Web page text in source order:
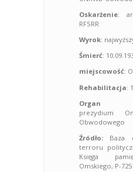
Oskarżenie:
RFSRR
Wyrok:
Śmierć:
miejscowość:
Rehabilitacja:
Organ
prezydium
Obwodowego
Źródło: Baza
terroru
Księga
Omskiego, P-